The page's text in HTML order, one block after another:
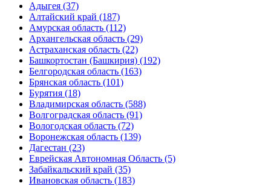
Адыгея (37)
Алтайский край (187)
Амурская область (112)
Архангельская область (29)
Астраханская область (22)
Башкортостан (Башкирия) (192)
Белгородская область (163)
Брянская область (101)
Бурятия (18)
Владимирская область (588)
Волгоградская область (91)
Вологодская область (72)
Воронежская область (139)
Дагестан (23)
Еврейская Автономная Область (5)
Забайкальский край (35)
Ивановская область (183)